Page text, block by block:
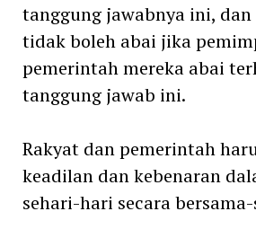
tanggung jawabnya ini,
tidak boleh abai jika
pemerintah mereka abai
tanggung jawab ini.
Rakyat dan pemerintah
keadilan dan kebenaran
sehari-hari secara